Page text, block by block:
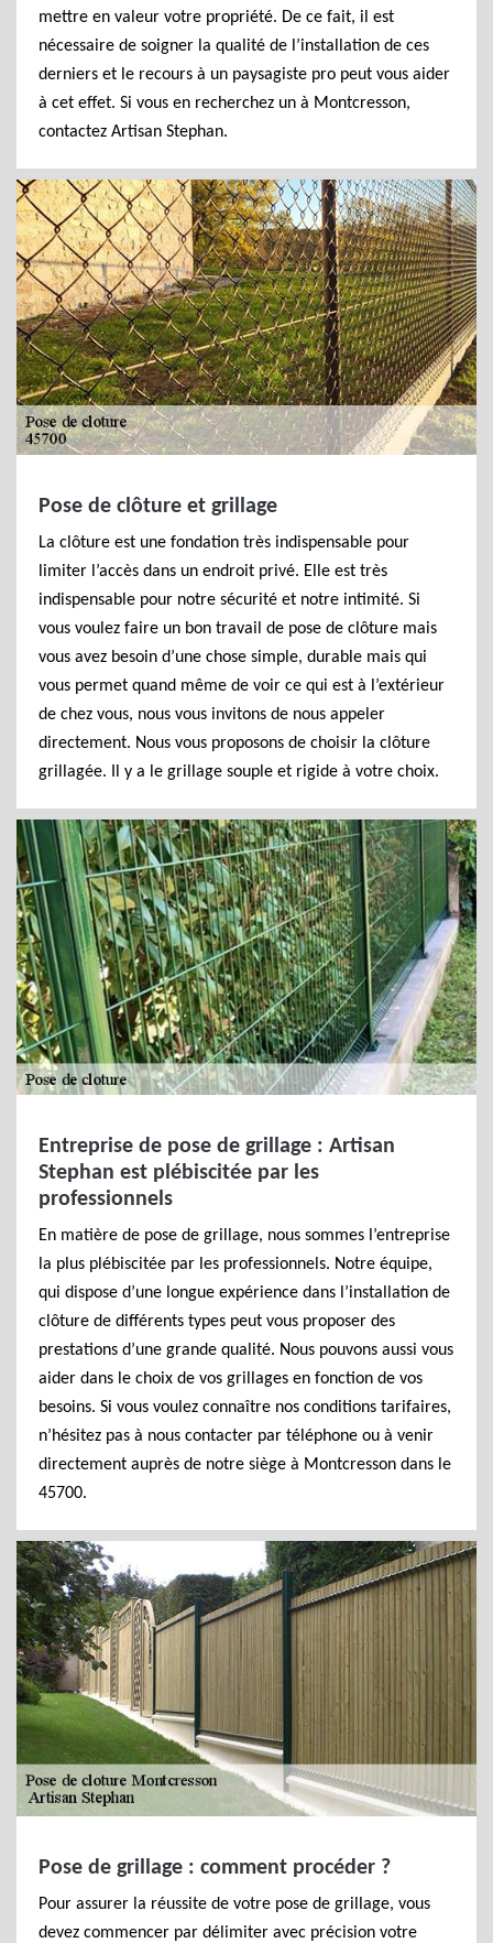
mettre en valeur votre propriété. De ce fait, il est
nécessaire de soigner la qualité de l’installation de ces
derniers et le recours à un paysagiste pro peut vous aider
à cet effet. Si vous en recherchez un à Montcresson,
contactez Artisan Stephan.
Pose de clôture et grillage
La clôture est une fondation très indispensable pour
limiter l’accès dans un endroit privé. Elle est très
indispensable pour notre sécurité et notre intimité. Si
vous voulez faire un bon travail de pose de clôture mais
vous avez besoin d’une chose simple, durable mais qui
vous permet quand même de voir ce qui est à l’extérieur
de chez vous, nous vous invitons de nous appeler
directement. Nous vous proposons de choisir la clôture
grillagée. Il y a le grillage souple et rigide à votre choix.
Entreprise de pose de grillage : Artisan
Stephan est plébiscitée par les
professionnels
En matière de pose de grillage, nous sommes l’entreprise
la plus plébiscitée par les professionnels. Notre équipe,
qui dispose d’une longue expérience dans l’installation de
clôture de différents types peut vous proposer des
prestations d’une grande qualité. Nous pouvons aussi vous
aider dans le choix de vos grillages en fonction de vos
besoins. Si vous voulez connaître nos conditions tarifaires,
n’hésitez pas à nous contacter par téléphone ou à venir
directement auprès de notre siège à Montcresson dans le
45700.
Pose de grillage : comment procéder ?
Pour assurer la réussite de votre pose de grillage, vous
devez commencer par délimiter avec précision votre